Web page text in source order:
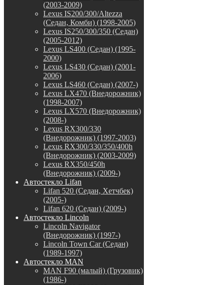
(2003-2009)
Lexus IS200/300/Altezza
(Седан, Комби) (1998-2005)
Lexus IS250/300/350 (Седан)
(2005-2012)
Lexus LS400 (Седан) (1995-
2000)
Lexus LS430 (Седан) (2001-
2006)
Lexus LS460 (Седан) (2007-)
Lexus LX470 (Внедорожник)
(1998-2007)
Lexus LX570 (Внедорожник)
(2008-)
Lexus RX300/330
(Внедорожник) (1997-2003)
Lexus RX300/330/350/400h
(Внедорожник) (2003-2009)
Lexus RX350/450h
(Внедорожник) (2009-)
Автостекло Lifan
Lifan 520 (Седан, Хетчбек)
(2005-)
Lifan 620 (Седан) (2009-)
Автостекло Lincoln
Lincoln Navigator
(Внедорожник) (1997-)
Lincoln Town Car (Седан)
(1989-1997)
Автостекло MAN
MAN F90 (малый) (Грузовик)
(1986-)